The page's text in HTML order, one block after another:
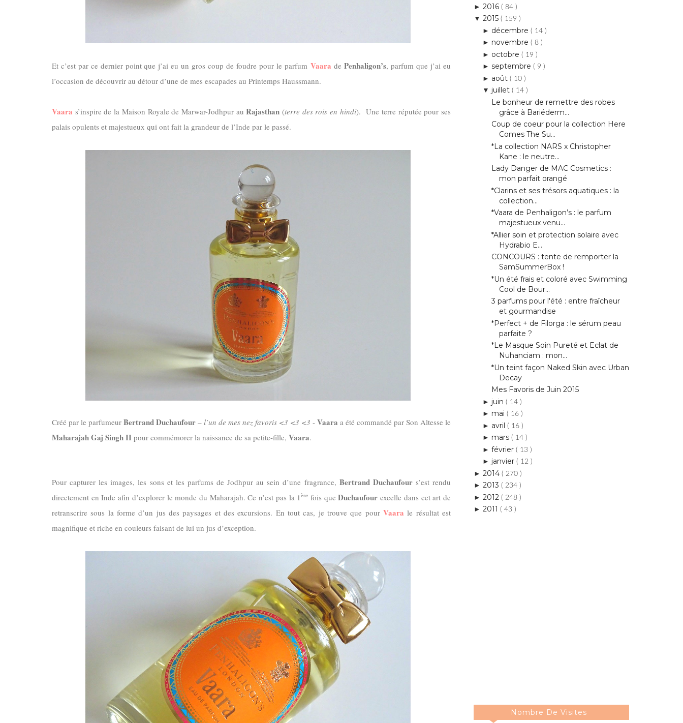
Et c’est par ce dernier point que j’ai eu un gros coup de foudre pour le parfum Vaara dePenhaligon’s, parfum que j’ai eu
l’occasion de découvrir au détour d’une de mes escapades au Printemps Haussmann.
Vaara s’inspire dela Maison Royale de Marwar-Jodhpur auRajasthan (terre des rois en hindi). Une terre réputée pour ses
palais opulents et majestueux qui ont fait la grandeur de l’Inde par le passé.
Créé par le parfumeur Bertrand Duchaufour – l’un de mes nez favoris <3 <3 <3 - Vaara a été commandé par Son Altesse le
Maharajah Gaj Singh II pour commémorer la naissance de sa petite-fille, Vaara.
Pour capturer les images, les sons et les parfums de Jodhpur au sein d’une fragrance, Bertrand Duchaufours’est rendu
directement en Inde afin d’explorer le monde du Maharajah. Ce n’est pas la 1ère fois queDuchaufour excelle dans cet art de
retranscrire sous la forme d’un jus des paysages et des excursions. En tout cas, je trouve que pour Vaara le résultat est
magnifique et riche en couleurs faisant de lui un jus d’exception.
► 2016 ( 84 )
▼ 2015 ( 159 )
► décembre ( 14 )
► novembre ( 8 )
► octobre ( 19 )
► septembre ( 9 )
► août ( 10 )
▼ juillet ( 14 )
Le bonheur de remettre des robes
grâce à Bariéderm...
Coup de coeur pour la collection Here
Comes The Su...
*La collection NARS x Christopher
Kane : le neutre...
Lady Danger de MAC Cosmetics :
mon parfait orangé
*Clarins et ses trésors aquatiques : la
collection...
*Vaara de Penhaligon’s : le parfum
majestueux venu...
*Allier soin et protection solaire avec
Hydrabio E...
CONCOURS : tente de remporter la
SamSummerBox !
*Un été frais et coloré avec Swimming
Cool de Bour...
3 parfums pour l'été : entre fraîcheur
et gourmandise
*Perfect + de Filorga : le sérum peau
parfaite ?
*Le Masque Soin Pureté et Eclat de
Nuhanciam : mon...
*Un teint façon Naked Skin avec Urban
Decay
Mes Favoris de Juin 2015
► juin ( 14 )
► mai ( 16 )
► avril ( 16 )
► mars ( 14 )
► février ( 13 )
► janvier ( 12 )
► 2014 ( 270 )
► 2013 ( 234 )
► 2012 ( 248 )
► 2011 ( 43 )
Nombre De Visites